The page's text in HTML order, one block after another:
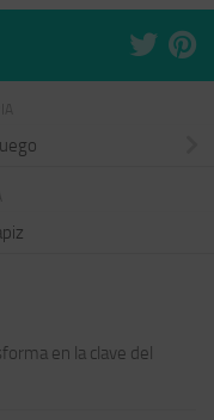
en la clave del